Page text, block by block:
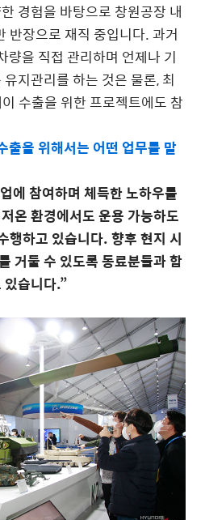
경험을 바탕으로 창원공장 내
반장으로 재직 중입니다. 과거
량을 직접 관리하며 언제나 기
지관리를 하는 것은 물론, 최
수출을 위한 프로젝트에도 참
출을 위해서는 어떤 업무를 맡
에 참여하며 체득한 노하우를
온 환경에서도 운용 가능하도
행하고 있습니다. 향후 현지 시
거둘 수 있도록 동료분들과 함
있습니다.”